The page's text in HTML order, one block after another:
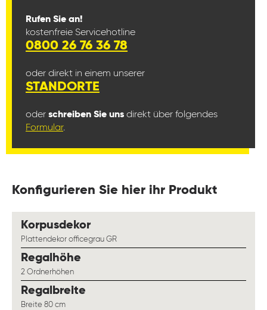
Rufen Sie an!
kostenfreie Servicehotline
0800 26 76 36 78
oder direkt in einem unserer
STANDORTE
oder schreiben Sie uns direkt über folgendes
Formular.
Konfigurieren Sie hier ihr Produkt
Korpusdekorauswählen
Plattendekor officegrau GR
Regalhöhe
2 Ordnerhöhen
Regalbreite
Breite 80 cm